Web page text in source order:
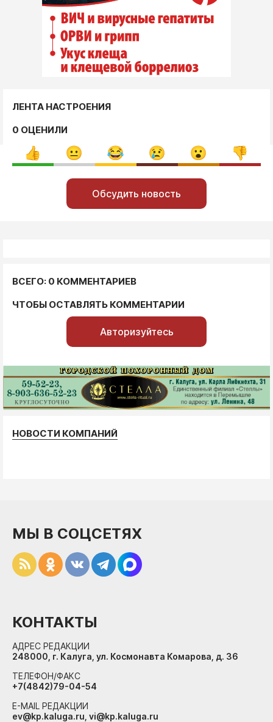
ЛЕНТА НАСТРОЕНИЯ
0 ОЦЕНИЛИ
Обсудить новость
ВСЕГО: 0 КОММЕНТАРИЕВ
ЧТОБЫ ОСТАВЛЯТЬ КОММЕНТАРИИ
Авторизуйтесь
НОВОСТИ КОМПАНИЙ
МЫ В СОЦСЕТЯХ
КОНТАКТЫ
АДРЕС РЕДАКЦИИ
248000, г. Калуга, ул. Космонавта Комарова, д. 36
ТЕЛЕФОН/ФАКС
+7(4842)79-04-54
E-MAIL РЕДАКЦИИ
ev@kp.kaluga.ru, vi@kp.kaluga.ru